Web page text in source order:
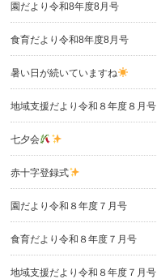
園だより令和8年度8月号
食育だより令和8年度8月号
暑い日が続いていますね
地域支援だより令和８年度８月号
七夕会
赤十字登録式
園だより令和８年度７月号
食育だより令和８年度７月号
地域支援だより令和８年度７月号